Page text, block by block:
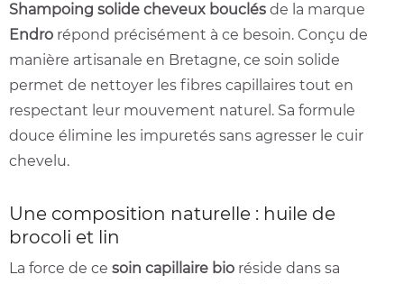
Shampoing solide cheveux bouclés de la marque
Endro répond précisément à ce besoin. Conçu de
manière artisanale en Bretagne, ce soin solide
permet de nettoyer les fibres capillaires tout en
respectant leur mouvement naturel. Sa formule
douce élimine les impuretés sans agresser le cuir
chevelu.
Une composition naturelle : huile de
brocoli et lin
La force de ce soin capillaire bio réside dans sa